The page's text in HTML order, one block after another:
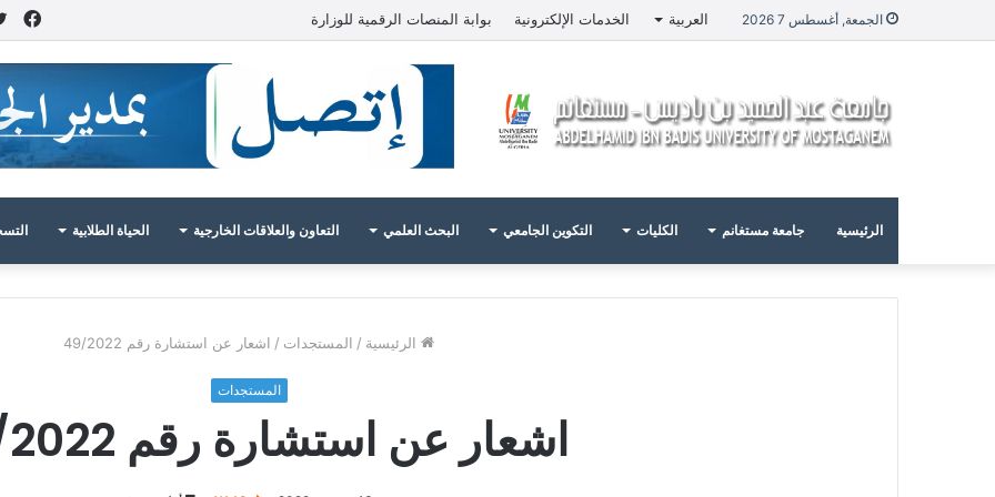
الجمعة, أغسطس 7 2026 العربية الخدمات الإلكترونية بوابة المنصات الرقمية للوزارة
الرئيسية جامعة مستغانم الكليات التكوين الجامعي البحث العلمي التعاون والعلاقات الخارجية الحياة الطلابية
الرئيسية / المستجدات / اشعار عن استشارة رقم 49/2022
المستجدات
اشعار عن استشارة رقم 49/2022